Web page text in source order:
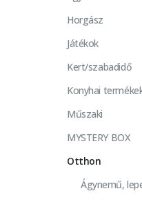
Horgász
Játékok
Kert/szabadidő
Konyhai
Műszaki
MYSTERY BOX
Otthon
Ágynemű,